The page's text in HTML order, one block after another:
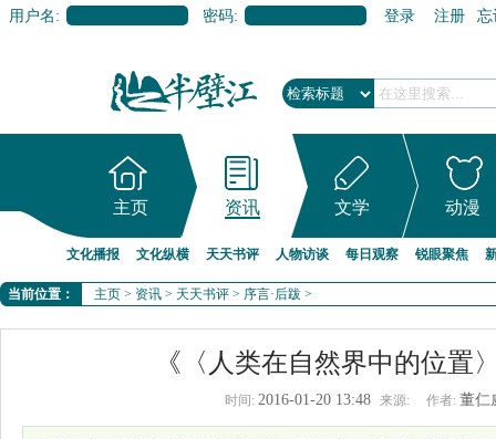
用户名: 密码: 登录 注册 忘
主页 资讯 文学 动漫
文化播报 文化纵横 天天书评 人物访谈 每日观察 锐眼聚焦
当前位置： 主页 > 资讯 > 天天书评 > 序言·后跋 >
《〈人类在自然界中的位置
时间: 2016-01-20 13:48 来源: 作者: 董